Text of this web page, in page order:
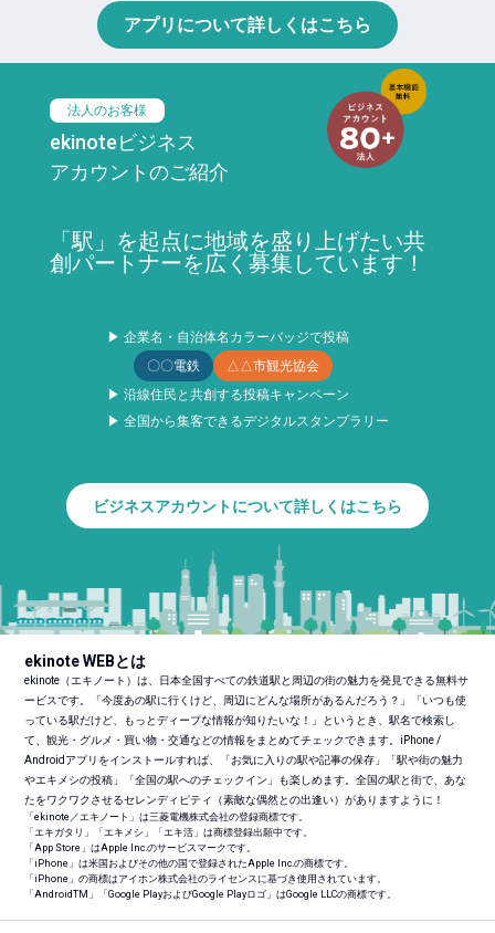
アプリについて詳しくはこちら
法人のお客様
ekinoteビジネス
アカウントのご紹介
「駅」を起点に地域を盛り上げたい共
創パートナーを広く募集しています！
▶ 企業名・自治体名カラーバッジで投稿
〇〇電鉄
△△市観光協会
▶ 沿線住民と共創する投稿キャンペーン
▶ 全国から集客できるデジタルスタンプラリー
ビジネスアカウントについて詳しくはこちら
ekinote WEBとは
ekinote（エキノート）は、日本全国すべての鉄道駅と周辺の街の魅力を発見できる無料サ
ービスです。「今度あの駅に行くけど、周辺にどんな場所があるんだろう？」「いつも使
っている駅だけど、もっとディープな情報が知りたいな！」というとき、駅名で検索し
て、観光・グルメ・買い物・交通などの情報をまとめてチェックできます。iPhone /
Androidアプリをインストールすれば、「お気に入りの駅や記事の保存」「駅や街の魅力
やエキメシの投稿」「全国の駅へのチェックイン」も楽しめます。全国の駅と街で、あな
たをワクワクさせるセレンディピティ（素敵な偶然との出逢い）がありますように！
「ekinote／エキノート」は三菱電機株式会社の登録商標です。
「エキガタリ」「エキメシ」「エキ活」は商標登録出願中です。
「App Store」はApple Inc.のサービスマークです。
「iPhone」は米国およびその他の国で登録されたApple Inc.の商標です。
「iPhone」の商標はアイホン株式会社のライセンスに基づき使用されています。
「AndroidTM 」「Google PlayおよびGoogle Playロゴ」はGoogle LLCの商標です。